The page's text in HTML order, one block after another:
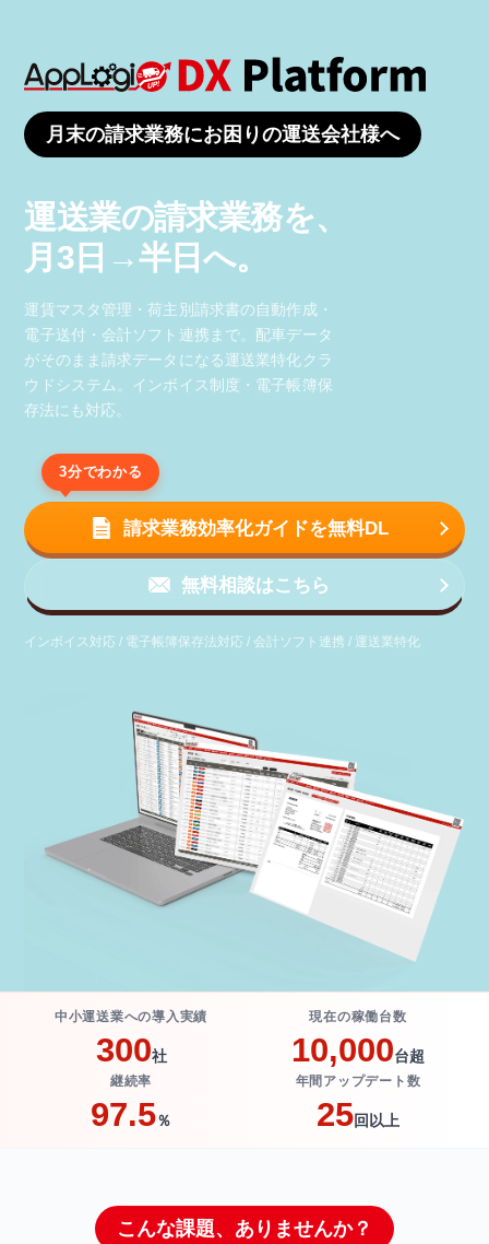
月末の請求業務にお困りの運送会社様へ
運送業の請求業務を、
月3日→半日へ。
運賃マスタ管理・荷主別請求書の自動作成・
電子送付・会計ソフト連携まで。配車データ
がそのまま請求データになる運送業特化クラ
ウドシステム。インボイス制度・電子帳簿保
存法にも対応。
3分でわかる
請求業務効率化ガイドを無料DL
無料相談はこちら
インボイス対応 / 電子帳簿保存法対応 / 会計ソフト連携 / 運送業特化
中小運送業への導入実績
300社
現在の稼働台数
10,000台超
継続率
97.5％
年間アップデート数
25回以上
こんな課題、ありませんか？